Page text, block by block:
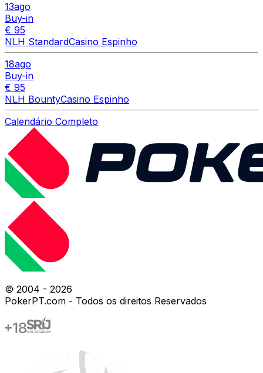
13ago
Buy-in
€ 95
NLH StandardCasino Espinho
18ago
Buy-in
€ 95
NLH BountyCasino Espinho
Calendário Completo
© 2004 - 2026
PokerPT.com - Todos os direitos Reservados